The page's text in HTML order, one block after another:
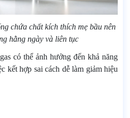
chứa chất kích thích mẹ bầu nên
hằng ngày và liên tục
có thể ảnh hưởng đến khả năng
kết hợp sai cách dễ làm giảm hiệu